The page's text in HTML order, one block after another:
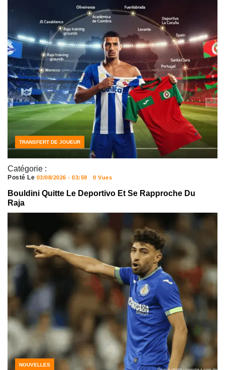
Catégorie :
TRANSFERT DE JOUEUR
Posté Le 03/08/2026 - 03:59 0 Vues
Bouldini Quitte Le Deportivo Et Se Rapproche Du
Raja
NOUVELLES